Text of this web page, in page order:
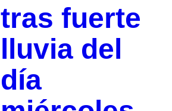
tras fuerte
lluvia del
día